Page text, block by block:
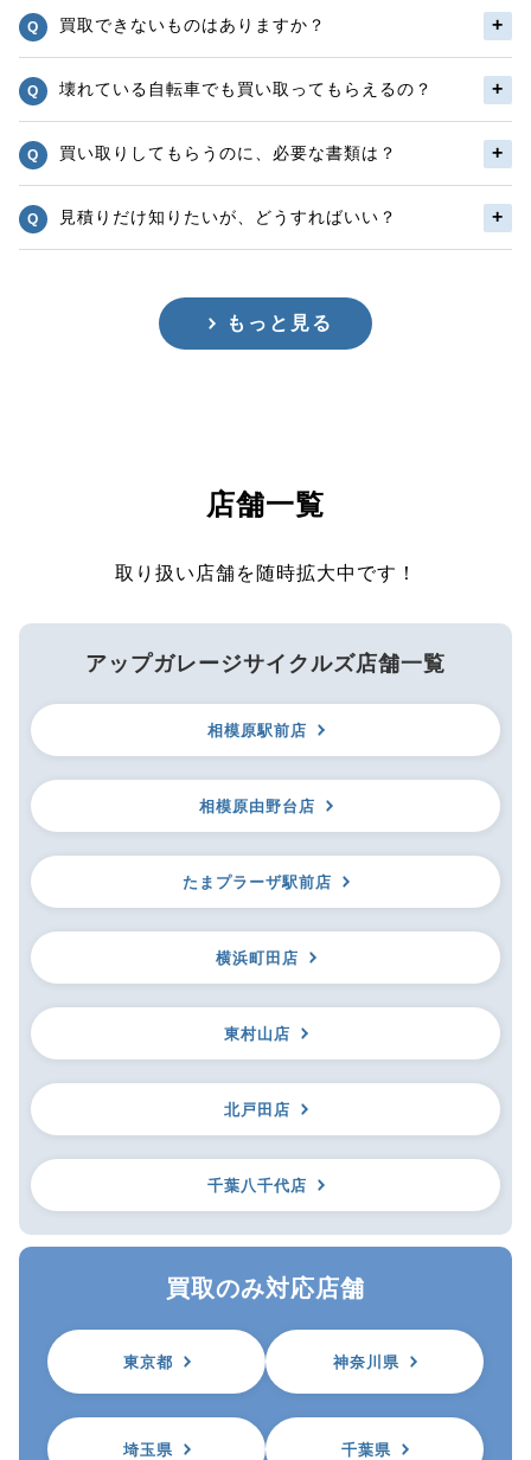
買取できないものはありますか？
壊れている自転車でも買い取ってもらえるの？
買い取りしてもらうのに、必要な書類は？
見積りだけ知りたいが、どうすればいい？
もっと見る
店舗一覧
取り扱い店舗を随時拡大中です！
アップガレージサイクルズ店舗一覧
相模原駅前店
相模原由野台店
たまプラーザ駅前店
横浜町田店
東村山店
北戸田店
千葉八千代店
買取のみ対応店舗
東京都 神奈川県
埼玉県 千葉県